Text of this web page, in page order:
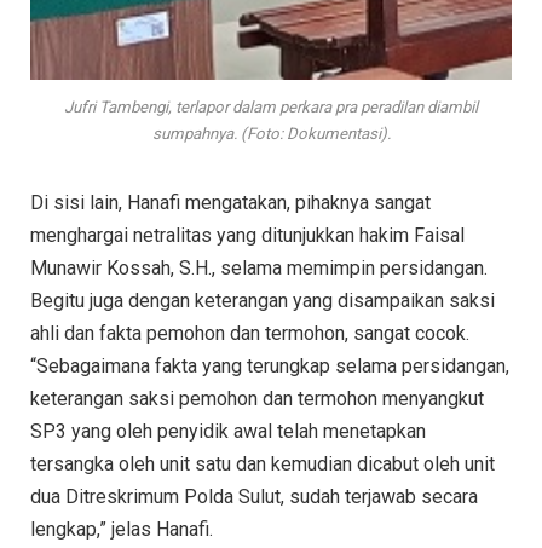
Jufri Tambengi, terlapor dalam perkara pra peradilan diambil
sumpahnya. (Foto: Dokumentasi).
Di sisi lain, Hanafi mengatakan, pihaknya sangat
menghargai netralitas yang ditunjukkan hakim Faisal
Munawir Kossah, S.H., selama memimpin persidangan.
Begitu juga dengan keterangan yang disampaikan saksi
ahli dan fakta pemohon dan termohon, sangat cocok.
“Sebagaimana fakta yang terungkap selama persidangan,
keterangan saksi pemohon dan termohon menyangkut
SP3 yang oleh penyidik awal telah menetapkan
tersangka oleh unit satu dan kemudian dicabut oleh unit
dua Ditreskrimum Polda Sulut, sudah terjawab secara
lengkap,” jelas Hanafi.